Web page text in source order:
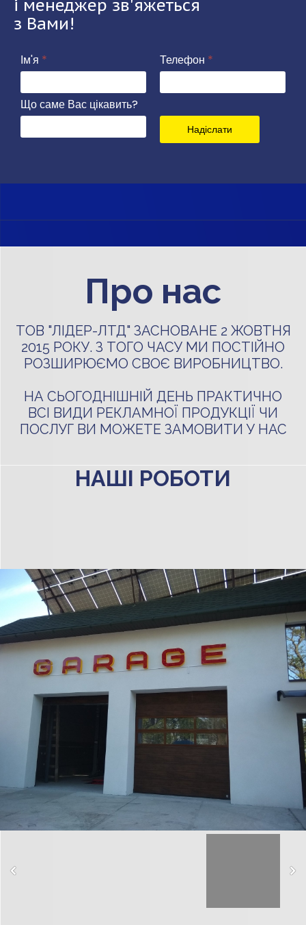
і менеджер зв'яжеться
з Вами!
Ім'я * Телефон *
Що саме Вас цікавить?
Надіслати
Про нас
ТОВ "ЛІДЕР-ЛТД" ЗАСНОВАНЕ 2 ЖОВТНЯ
2015 РОКУ. З ТОГО ЧАСУ МИ ПОСТІЙНО
РОЗШИРЮЄМО СВОЄ ВИРОБНИЦТВО.
НА СЬОГОДНІШНІЙ ДЕНЬ ПРАКТИЧНО
ВСІ ВИДИ РЕКЛАМНОЇ ПРОДУКЦІЇ ЧИ
ПОСЛУГ ВИ МОЖЕТЕ ЗАМОВИТИ У НАС
НАШІ РОБОТИ